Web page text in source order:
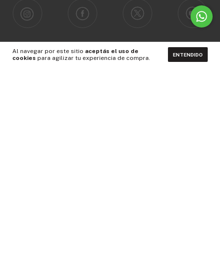
Al navegar por este sitio aceptás el uso de
cookies para agilizar tu experiencia de compra. ENTENDIDO